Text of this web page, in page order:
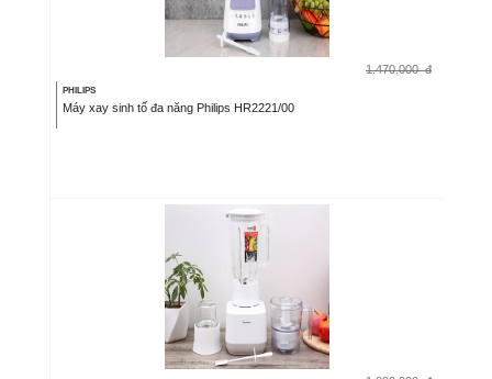
1.470.000 đ
PHILIPS
Máy xay sinh tố đa năng Philips HR2221/00